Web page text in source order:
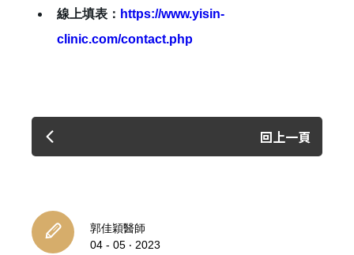
忘記密碼？
線上填表： https://www.yisin-
clinic.com/contact.php
回上一頁
郭佳穎醫師
04 - 05 ‧ 2023